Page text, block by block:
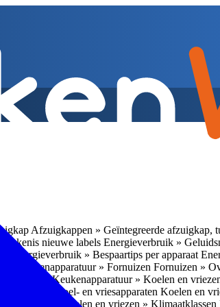
Afzuigkappen » Geïntegreerde afzuigkap,
nieuwe labels Energieverbruik »
Energieverbruik » Bespaartips per apparaat
Keukenapparatuur » Fornuizen Fornuizen »
Keukenapparatuur » Koelen en
Vrijstaande koel- en vriesapparaten Koelen en
Koelen en vriezen » Klimaatklassen